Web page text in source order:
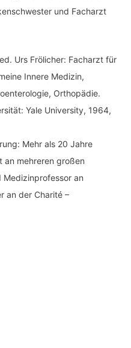
und Facharzt
Urs Frölicher: Facharzt für
Innere Medizin,
Orthopädie.
Yale University, 1964,
Mehr als 20 Jahre
an mehreren großen
Medizinprofessor an
an der Charité –